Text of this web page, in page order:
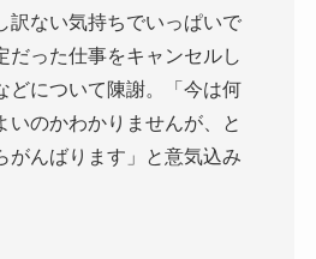
訳ない気持ちでいっぱいで
だった仕事をキャンセルし
どについて陳謝。「今は何
いのかわかりませんが、と
がんばります」と意気込み